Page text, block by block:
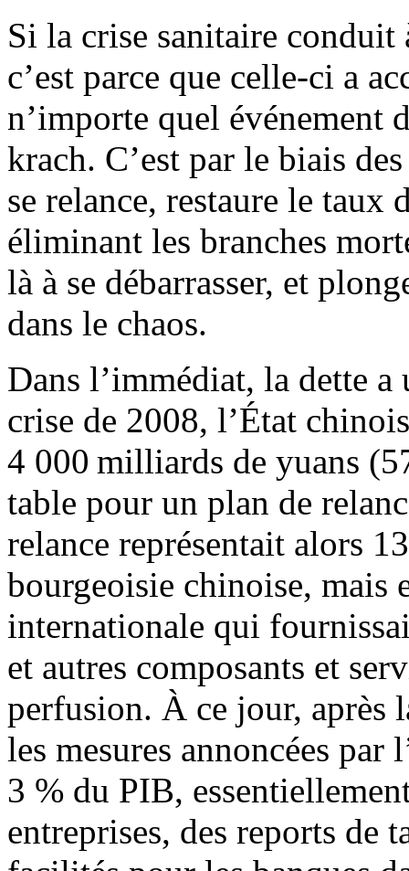
Si la crise sanitaire conduit
c’est parce que celle-ci a
n’importe quel événement
krach. C’est par le biais
se relance, restaure le taux
éliminant les branches
là à se débarrasser, et
dans le chaos.
Dans l’immédiat, la dette a
crise de 2008, l’État
4 000 milliards de yuans
table pour un plan de
relance représentait alors
bourgeoisie chinoise, mais
internationale qui
et autres composants et
perfusion. À ce jour, après
les mesures annoncées par
3 % du PIB,
entreprises, des reports de